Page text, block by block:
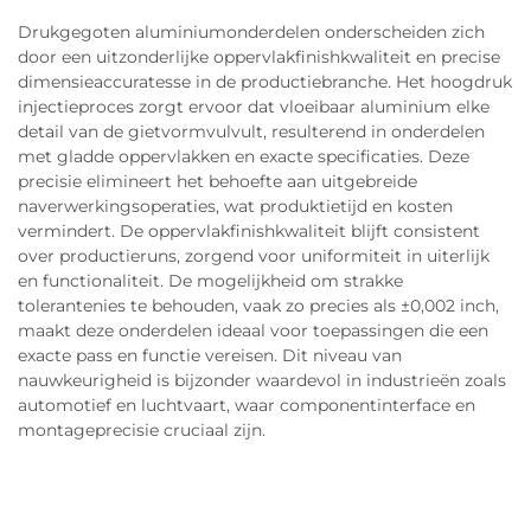
Drukgegoten aluminiumonderdelen onderscheiden zich
door een uitzonderlijke oppervlakfinishkwaliteit en precise
dimensieaccuratesse in de productiebranche. Het hoogdruk
injectieproces zorgt ervoor dat vloeibaar aluminium elke
detail van de gietvormvulvult, resulterend in onderdelen
met gladde oppervlakken en exacte specificaties. Deze
precisie elimineert het behoefte aan uitgebreide
naverwerkingsoperaties, wat produktietijd en kosten
vermindert. De oppervlakfinishkwaliteit blijft consistent
over productieruns, zorgend voor uniformiteit in uiterlijk
en functionaliteit. De mogelijkheid om strakke
tolerantenies te behouden, vaak zo precies als ±0,002 inch,
maakt deze onderdelen ideaal voor toepassingen die een
exacte pass en functie vereisen. Dit niveau van
nauwkeurigheid is bijzonder waardevol in industrieën zoals
automotief en luchtvaart, waar componentinterface en
montageprecisie cruciaal zijn.